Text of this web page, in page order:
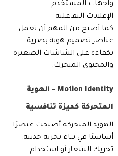
واجهات المستخدم
الإعلانات التفاعلية
كما أصبح من المهم أن تعمل
عناصر تصميم هوية بصرية
بكفاءة على الشاشات الصغيرة
والمحتوى المتحرك.
Motion Identity – الهوية
المتحركة كميزة تنافسية
الهوية المتحركة أصبحت عنصرًا
أساسيًا في بناء تجربة حديثة.
تحريك الشعار أو استخدام